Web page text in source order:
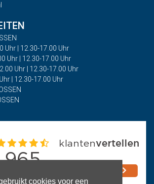
cookies voor een
Uhr | 12.30-17.00 Uhr
Uhr | 12.30-17.00 Uhr
Uhr | 12.30-17.00 Uhr
| 12.30-17.00 Uhr